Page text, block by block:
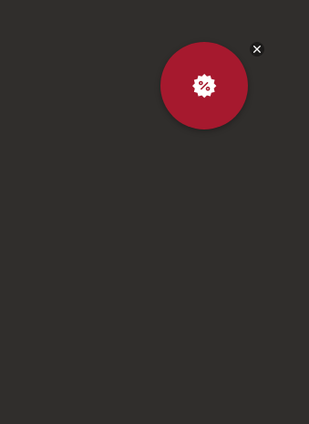
Выгодный
обмен